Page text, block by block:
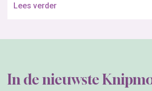
Lees verder
In de nieuwste